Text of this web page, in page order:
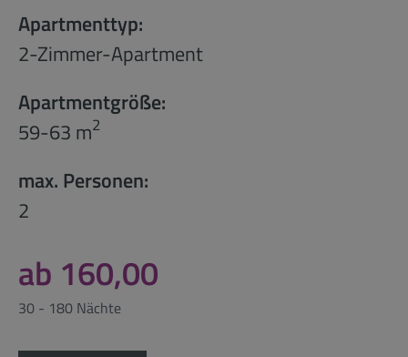
Apartmenttyp:
2-Zimmer-Apartment
Apartmentgröße:
59-63 m2
max. Personen:
2
ab 160,00
30 - 180 Nächte